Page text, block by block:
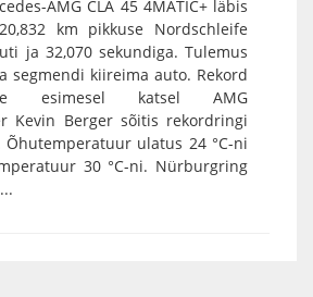
AMG CLA 45 4MATIC+ läbis
km pikkuse Nordschleife
ja 32,070 sekundiga. Tulemus
segmendi kiireima auto. Rekord
esimesel katsel AMG
Kevin Berger sõitis rekordringi
ulatus 24 °C-ni
30 °C-ni. Nürburgring